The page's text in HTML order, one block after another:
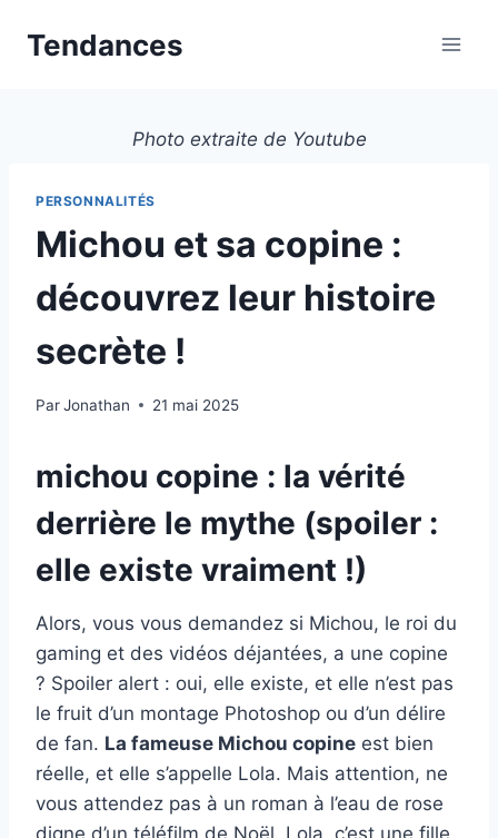
Tendances
Photo extraite de Youtube
PERSONNALITÉS
Michou et sa copine :
découvrez leur histoire
secrète !
ParJonathan 21 mai 2025
michou copine : la vérité
derrière le mythe (spoiler :
elle existe vraiment !)
Alors, vous vous demandez si Michou, le roi du
gaming et des vidéos déjantées, a une copine
? Spoiler alert : oui, elle existe, et elle n’est pas
le fruit d’un montage Photoshop ou d’un délire
de fan. La fameuse Michou copine est bien
réelle, et elle s’appelle Lola. Mais attention, ne
vous attendez pas à un roman à l’eau de rose
digne d’un téléfilm de Noël. Lola, c’est une fille